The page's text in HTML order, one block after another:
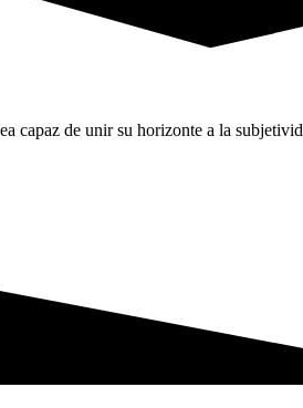
capaz de unir su horizonte a la